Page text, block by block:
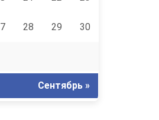
28 29 30
Сентябрь »